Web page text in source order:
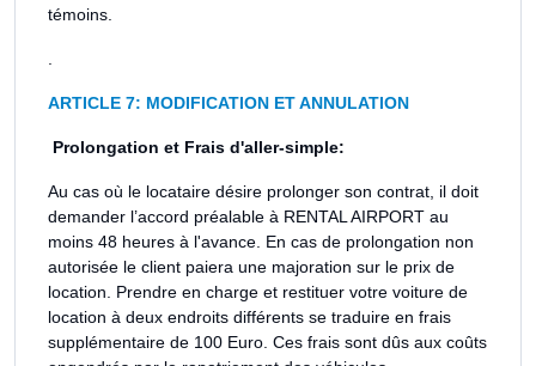
témoins.
ARTICLE 7: MODIFICATION ET ANNULATION
Prolongation et Frais d'aller-simple:
Au cas où le locataire désire prolonger son contrat, il doit
demander l’accord préalable à RENTAL AIRPORT au
moins 48 heures à l'avance. En cas de prolongation non
autorisée le client paiera une majoration sur le prix de
location. Prendre en charge et restituer votre voiture de
location à deux endroits différents se traduire en frais
supplémentaire de 100 Euro. Ces frais sont dûs aux coûts